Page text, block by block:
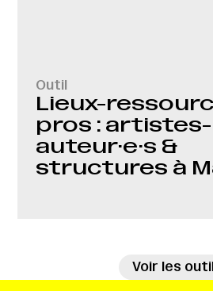
Outil
Lieux-
pros : artistes-
auteur·e·s &
structures à
Voir les